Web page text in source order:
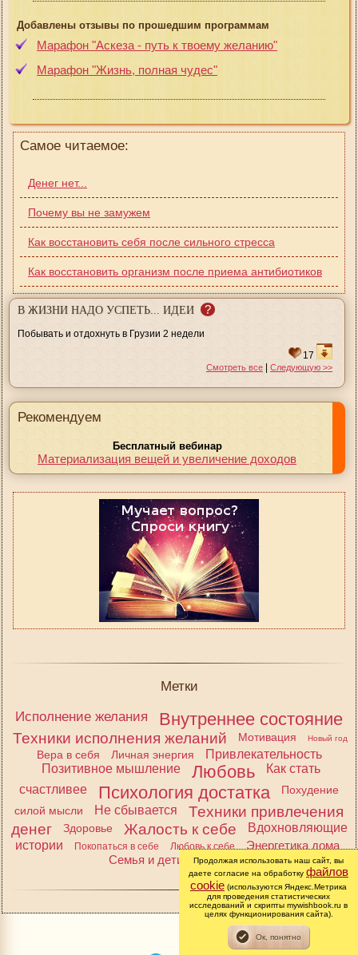
Добавлены отзывы по прошедшим программам
Марафон "Аскеза - путь к твоему желанию"
Марафон "Жизнь, полная чудес"
Самое читаемое:
Денег нет...
Почему вы не замужем
Как восстановить себя после сильного стресса
Как восстановить организм после приема антибиотиков
В ЖИЗНИ НАДО УСПЕТЬ... ИДЕИ ?
Побывать и отдохнуть в Грузии 2 недели
17
Смотреть все | Следующую >>
Рекомендуем
Бесплатный вебинар
Материализация вещей и увеличение доходов
Метки
Исполнение желания
Внутреннее состояние
Техники исполнения желаний Мотивация Новый год
Вера в себя Личная энергия
Привлекательность
Позитивное мышление
Любовь
Как стать
счастливее
Психология достатка
Похудение
силой мысли
Не сбывается
Техники привлечения
денег
Здоровье Жалость к себе
Вдохновляющие
истории
Покопаться в себе Любовь к себе
Энергетика дома
Семья и дети
Аскеза
Продолжая использовать наш сайт, вы
даете согласие на обработку файлов
cookie (используются Яндекс.Метрика
для проведения статистических
исследований и скрипты mywishbook.ru в
целях функционирования сайта).